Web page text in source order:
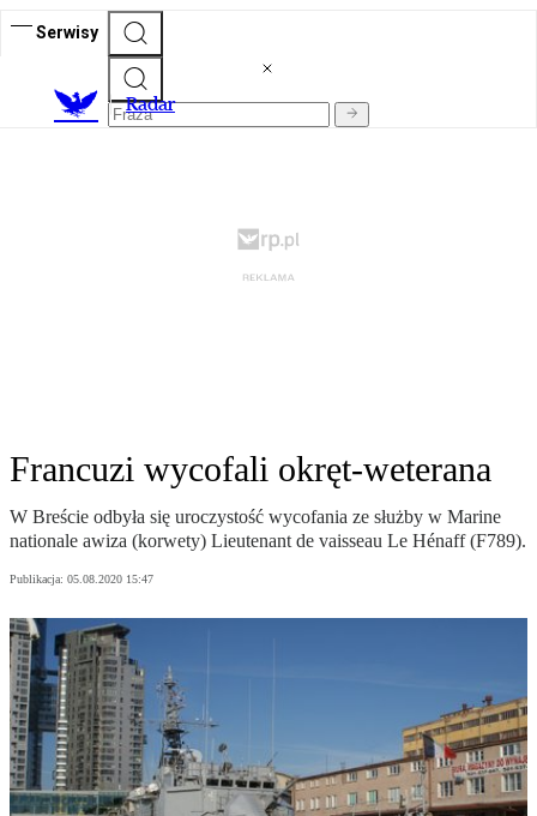
Serwisy
Radar
Francuzi wycofali okręt-weterana
W Breście odbyła się uroczystość wycofania ze służby w Marine
nationale awiza (korwety) Lieutenant de vaisseau Le Hénaff (F789).
Publikacja: 05.08.2020 15:47